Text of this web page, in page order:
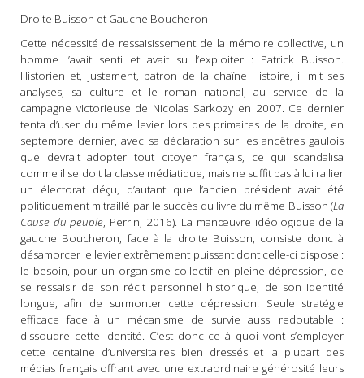
Droite Buisson et Gauche Boucheron
Cette nécessité de ressaisissement de la mémoire collective, un
homme l’avait senti et avait su l’exploiter : Patrick Buisson.
Historien et, justement, patron de la chaîne Histoire, il mit ses
analyses, sa culture et le roman national, au service de la
campagne victorieuse de Nicolas Sarkozy en 2007. Ce dernier
tenta d’user du même levier lors des primaires de la droite, en
septembre dernier, avec sa déclaration sur les ancêtres gaulois
que devrait adopter tout citoyen français, ce qui scandalisa
comme il se doit la classe médiatique, mais ne suffit pas à lui rallier
un électorat déçu, d’autant que l’ancien président avait été
politiquement mitraillé par le succès du livre du même Buisson (La
Cause du peuple, Perrin, 2016). La manœuvre idéologique de la
gauche Boucheron, face à la droite Buisson, consiste donc à
désamorcer le levier extrêmement puissant dont celle-ci dispose :
le besoin, pour un organisme collectif en pleine dépression, de
se ressaisir de son récit personnel historique, de son identité
longue, afin de surmonter cette dépression. Seule stratégie
efficace face à un mécanisme de survie aussi redoutable :
dissoudre cette identité. C’est donc ce à quoi vont s’employer
cette centaine d’universitaires bien dressés et la plupart des
médias français offrant avec une extraordinaire générosité leurs